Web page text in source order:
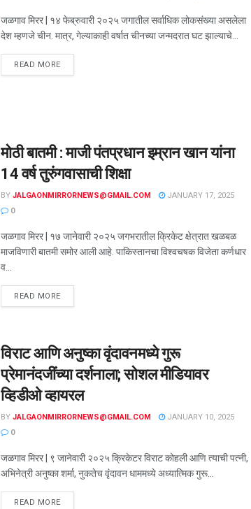
जळगाव मिरर | १४ फेब्रुवारी २०२५ जगातील सर्वाधिक लोकसंख्या असलेला
देश म्हणजे चीन. मात्र, गेल्याकाही वर्षात चीनच्या जन्मदरात घट झाल्याचे...
READ MORE
मोठी बातमी : माजी पंतप्रधान इम्रान खान यांना
14 वर्ष तुरुंगवासाची शिक्षा
BY JALGAONMIRRORNEWS@GMAIL.COM
JANUARY 17, 2025
0
जळगाव मिरर | १७ जानेवारी २०२५ जगभरातील क्रिकेट क्षेत्रात खळबळ
माजविणारी बातमी समोर आली आहे. पाकिस्तानचा विश्वचषक विजेता कर्णधार
व...
READ MORE
विराट आणि अनुष्का वृंदावनमध्ये गुरू
प्रेमानंदजींच्या दर्शनाला; सोशल मीडियावर
व्हिडीओ व्हायरल
BY JALGAONMIRRORNEWS@GMAIL.COM
JANUARY 10, 2025
0
जळगाव मिरर | ९ जानेवारी २०२५ क्रिकेटर विराट कोहली आणि त्याची पत्नी,
अभिनेत्री अनुष्का शर्मा, नुकतेच वृंदावन धाममध्ये अध्यात्मिक गुरू...
READ MORE